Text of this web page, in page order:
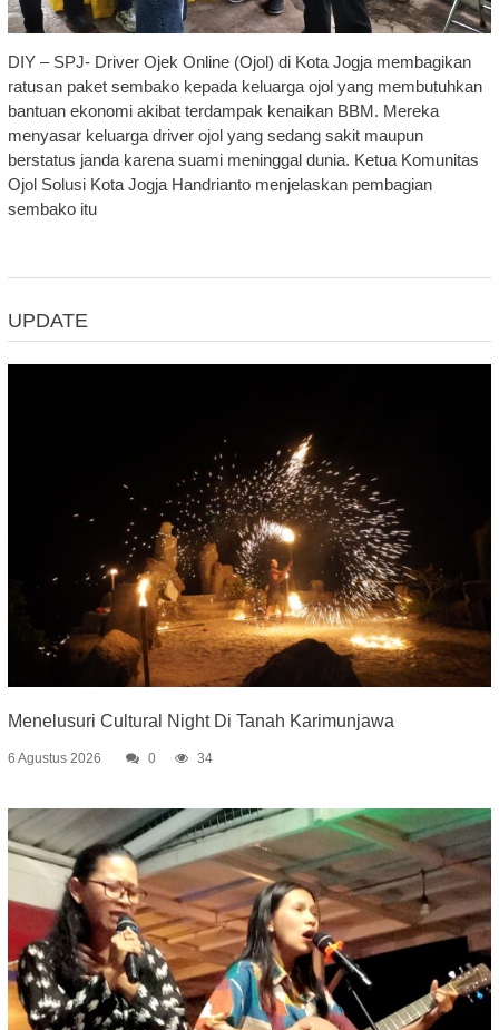
DIY – SPJ- Driver Ojek Online (Ojol) di Kota Jogja membagikan
ratusan paket sembako kepada keluarga ojol yang membutuhkan
bantuan ekonomi akibat terdampak kenaikan BBM. Mereka
menyasar keluarga driver ojol yang sedang sakit maupun
berstatus janda karena suami meninggal dunia. Ketua Komunitas
Ojol Solusi Kota Jogja Handrianto menjelaskan pembagian
sembako itu
UPDATE
Menelusuri Cultural Night Di Tanah Karimunjawa
6 Agustus 2026 0 34